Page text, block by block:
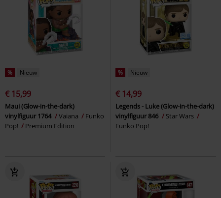
% Nieuw
€ 15,99
Maui (Glow-in-the-dark)
vinylfiguur 1764
Vaiana
Funko
Pop!
Premium Edition
% Nieuw
€ 14,99
Legends - Luke (Glow-in-the-dark)
vinylfiguur 846
Star Wars
Funko Pop!